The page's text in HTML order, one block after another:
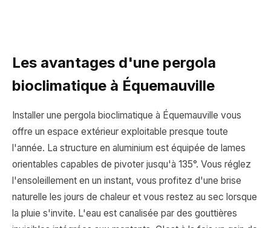
Les avantages d'une pergola
bioclimatique à Équemauville
Installer une pergola bioclimatique à Équemauville vous
offre un espace extérieur exploitable presque toute
l'année. La structure en aluminium est équipée de lames
orientables capables de pivoter jusqu'à 135°. Vous réglez
l'ensoleillement en un instant, vous profitez d'une brise
naturelle les jours de chaleur et vous restez au sec lorsque
la pluie s'invite. L'eau est canalisée par des gouttières